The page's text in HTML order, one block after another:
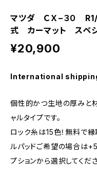
マツダ ＣＸ−３０
式 カーマット スペ
¥20,900
International
個性的かつ生地の厚みと
ャルタイプです。
ロック糸は15色！無料で
ルパッドご希望の場合は
プションから選択してくださ